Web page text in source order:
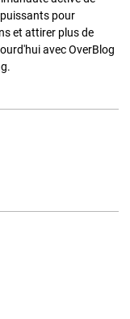
pour
et attirer plus de
avec OverBlog